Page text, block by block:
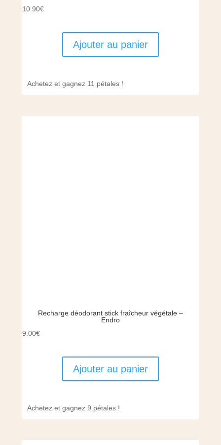
10.90€
Ajouter au panier
Achetez et gagnez 11 pétales !
Recharge déodorant stick fraîcheur végétale –
Endro
9.00€
Ajouter au panier
Achetez et gagnez 9 pétales !